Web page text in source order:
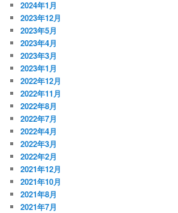
2024年1月
2023年12月
2023年5月
2023年4月
2023年3月
2023年1月
2022年12月
2022年11月
2022年8月
2022年7月
2022年4月
2022年3月
2022年2月
2021年12月
2021年10月
2021年8月
2021年7月